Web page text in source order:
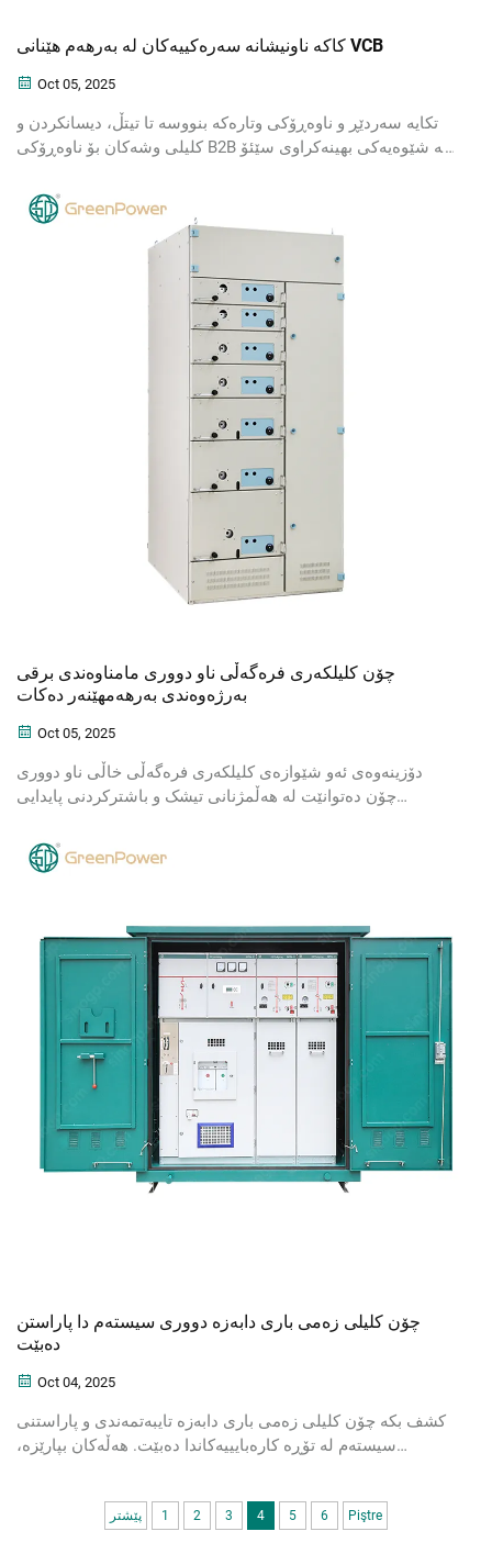
کاکە ناونیشانە سەرەکییەکان لە بەرهەم هێنانی VCB
Oct 05, 2025
تکایە سەردێڕ و ناوەڕۆکی وتارەکە بنووسە تا تیتڵ، دیسانکردن و
کلیلی وشەکان بۆ ناوەڕۆکی B2B بە شێوەیەکی بهینەکراوی سێئۆ
چۆن کلیلکەری فرەگەڵی ناو دووری مامناوەندی برقی
بەرژەوەندی بەرهەمهێنەر دەکات
Oct 05, 2025
دۆزینەوەی ئەو شێوازەی کلیلکەری فرەگەڵی خاڵی ناو دووری
چۆن دەتوانێت لە هەڵمژنانی تیشک و باشترکردنی پایدایی
چۆن کلیلی زەمى بارى دابەزە دوورى سیستەم دا پاراستن
دەبێت
Oct 04, 2025
کشف بکە چۆن کلیلی زەمى بارى دابەزە تایبەتمەندی و پاراستنی
سیستەم لە تۆڕە کارەبایییەکاندا دەبێت. هەڵەکان بپارێزە،
پێشتر 1 2 3 4 5 6 Piştre